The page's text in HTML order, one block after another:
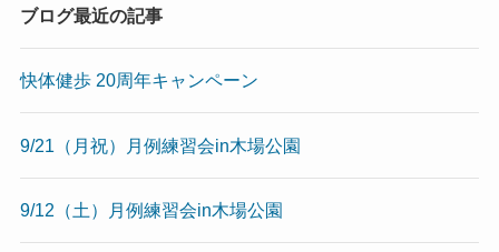
ブログ最近の記事
快体健歩 20周年キャンペーン
9/21（月祝）月例練習会in木場公園
9/12（土）月例練習会in木場公園